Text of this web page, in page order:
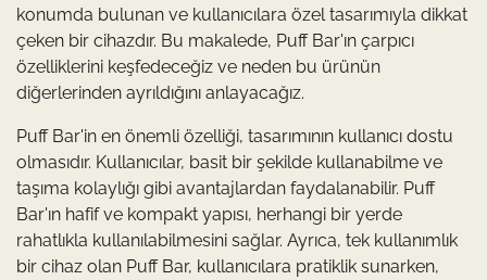
konumda bulunan ve kullanıcılara özel tasarımıyla dikkat
çeken bir cihazdır. Bu makalede, Puff Bar'ın çarpıcı
özelliklerini keşfedeceğiz ve neden bu ürünün
diğerlerinden ayrıldığını anlayacağız.
Puff Bar'in en önemli özelliği, tasarımının kullanıcı dostu
olmasıdır. Kullanıcılar, basit bir şekilde kullanabilme ve
taşıma kolaylığı gibi avantajlardan faydalanabilir. Puff
Bar'ın hafif ve kompakt yapısı, herhangi bir yerde
rahatlıkla kullanılabilmesini sağlar. Ayrıca, tek kullanımlık
bir cihaz olan Puff Bar, kullanıcılara pratiklik sunarken,